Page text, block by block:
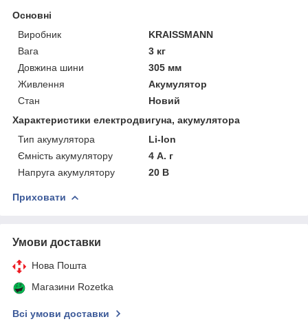
Основні
Виробник
KRAISSMANN
Вага
3 кг
Довжина шини
305 мм
Живлення
Акумулятор
Стан
Новий
Характеристики електродвигуна, акумулятора
Тип акумулятора
Li-Ion
Ємність акумулятору
4 А. г
Напруга акумулятору
20 В
Приховати
Умови доставки
Нова Пошта
Магазини Rozetka
Всі умови доставки